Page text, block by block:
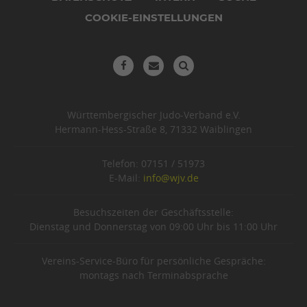
COOKIE-EINSTELLUNGEN
Württembergischer Judo-Verband e.V.
Hermann-Hess-Straße 8, 71332 Waiblingen
Telefon: 07151 / 51973
E-Mail: info@wjv.de
Besuchszeiten der Geschäftsstelle:
Dienstag und Donnerstag von 09:00 Uhr bis 11:00 Uhr
Vereins-Service-Büro für persönliche Gespräche:
montags nach Terminabsprache